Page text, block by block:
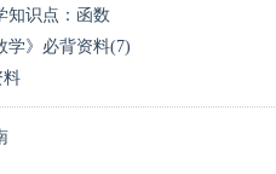
知识点：函数
学》必背资料(7)
料